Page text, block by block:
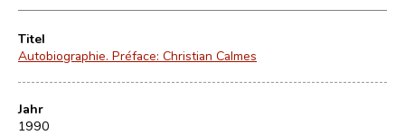
Titel
Autobiographie. Préface: Christian Calmes
Jahr
1990